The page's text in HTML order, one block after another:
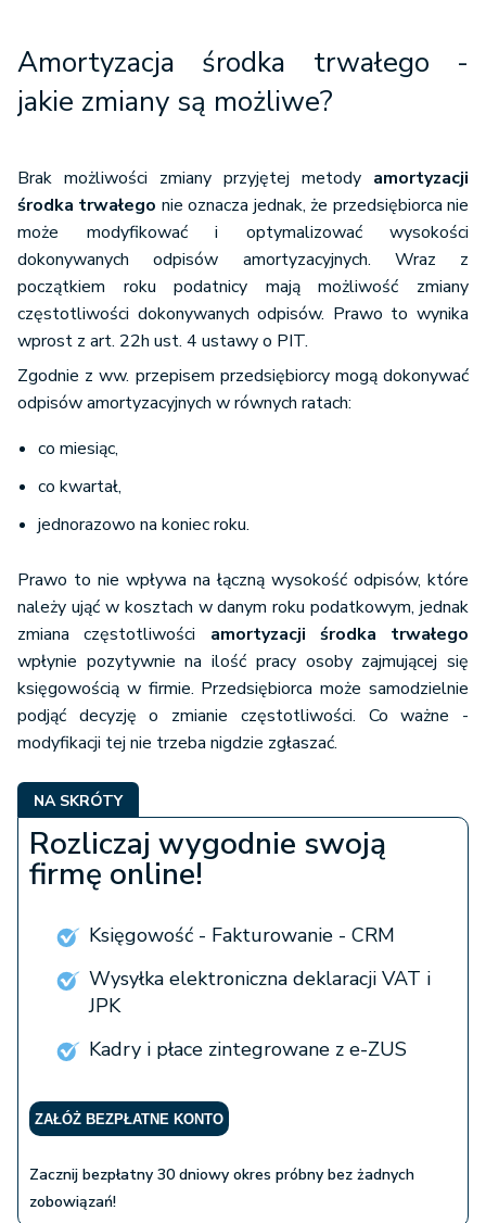
Amortyzacja środka trwałego -
jakie zmiany są możliwe?
Brak możliwości zmiany przyjętej metody amortyzacji
środka trwałego nie oznacza jednak, że przedsiębiorca nie
może modyfikować i optymalizować wysokości
dokonywanych odpisów amortyzacyjnych. Wraz z
początkiem roku podatnicy mają możliwość zmiany
częstotliwości dokonywanych odpisów. Prawo to wynika
wprost z art. 22h ust. 4 ustawy o PIT.
Zgodnie z ww. przepisem przedsiębiorcy mogą dokonywać
odpisów amortyzacyjnych w równych ratach:
co miesiąc,
co kwartał,
jednorazowo na koniec roku.
Prawo to nie wpływa na łączną wysokość odpisów, które
należy ująć w kosztach w danym roku podatkowym, jednak
zmiana częstotliwości amortyzacji środka trwałego
wpłynie pozytywnie na ilość pracy osoby zajmującej się
księgowością w firmie. Przedsiębiorca może samodzielnie
podjąć decyzję o zmianie częstotliwości. Co ważne -
modyfikacji tej nie trzeba nigdzie zgłaszać.
NA SKRÓTY
Rozliczaj wygodnie swoją
firmę online!
Księgowość - Fakturowanie - CRM
Wysyłka elektroniczna deklaracji VAT i
JPK
Kadry i płace zintegrowane z e-ZUS
ZAŁÓŻ BEZPŁATNE KONTO
Zacznij bezpłatny 30 dniowy okres próbny bez żadnych
zobowiązań!